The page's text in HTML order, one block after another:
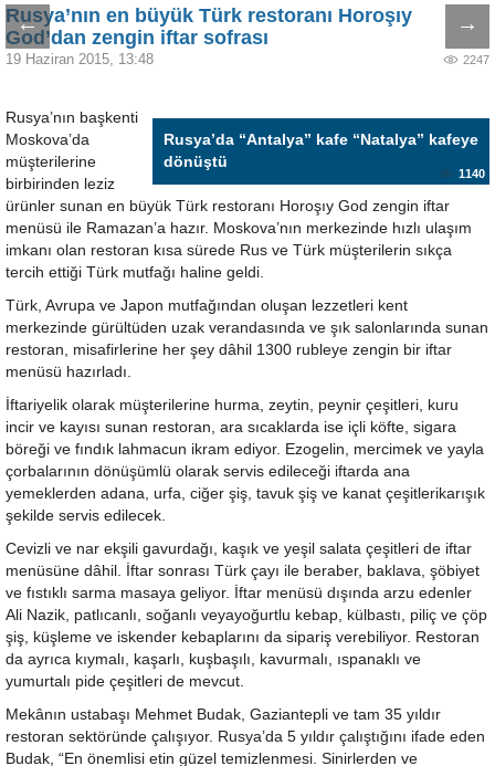
← →
Rusya’nın en büyük Türk restoranı Horoşıy
God’dan zengin iftar sofrası
19 Haziran 2015, 13:48 2247
Rusya’da “Antalya” kafe “Natalya” kafeye
dönüştü
1140
Rusya’nın başkenti
Moskova’da
müşterilerine
birbirinden leziz
ürünler sunan en büyük Türk restoranı Horoşıy God zengin iftar
menüsü ile Ramazan’a hazır. Moskova’nın merkezinde hızlı ulaşım
imkanı olan restoran kısa sürede Rus ve Türk müşterilerin sıkça
tercih ettiği Türk mutfağı haline geldi.
Türk, Avrupa ve Japon mutfağından oluşan lezzetleri kent
merkezinde gürültüden uzak verandasında ve şık salonlarında sunan
restoran, misafirlerine her şey dâhil 1300 rubleye zengin bir iftar
menüsü hazırladı.
İftariyelik olarak müşterilerine hurma, zeytin, peynir çeşitleri, kuru
incir ve kayısı sunan restoran, ara sıcaklarda ise içli köfte, sigara
böreği ve fındık lahmacun ikram ediyor. Ezogelin, mercimek ve yayla
çorbalarının dönüşümlü olarak servis edileceği iftarda ana
yemeklerden adana, urfa, ciğer şiş, tavuk şiş ve kanat çeşitlerikarışık
şekilde servis edilecek.
Cevizli ve nar ekşili gavurdağı, kaşık ve yeşil salata çeşitleri de iftar
menüsüne dâhil. İftar sonrası Türk çayı ile beraber, baklava, şöbiyet
ve fıstıklı sarma masaya geliyor. İftar menüsü dışında arzu edenler
Ali Nazik, patlıcanlı, soğanlı veyayoğurtlu kebap, külbastı, piliç ve çöp
şiş, küşleme ve iskender kebaplarını da sipariş verebiliyor. Restoran
da ayrıca kıymalı, kaşarlı, kuşbaşılı, kavurmalı, ıspanaklı ve
yumurtalı pide çeşitleri de mevcut.
Mekânın ustabaşı Mehmet Budak, Gaziantepli ve tam 35 yıldır
restoran sektöründe çalışıyor. Rusya’da 5 yıldır çalıştığını ifade eden
Budak, “En önemlisi etin güzel temizlenmesi. Sinirlerden ve